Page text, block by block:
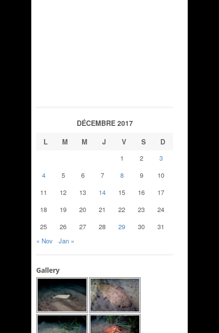
DÉCEMBRE 2017
L
M M J V S D
1 2
3
4
5 6 7 8 9
10
11
12 13 14 15 16
17
18
19 20 21 22 23
24
25
26 27 28 29 30
31
« Nov
Jan »
Gallery